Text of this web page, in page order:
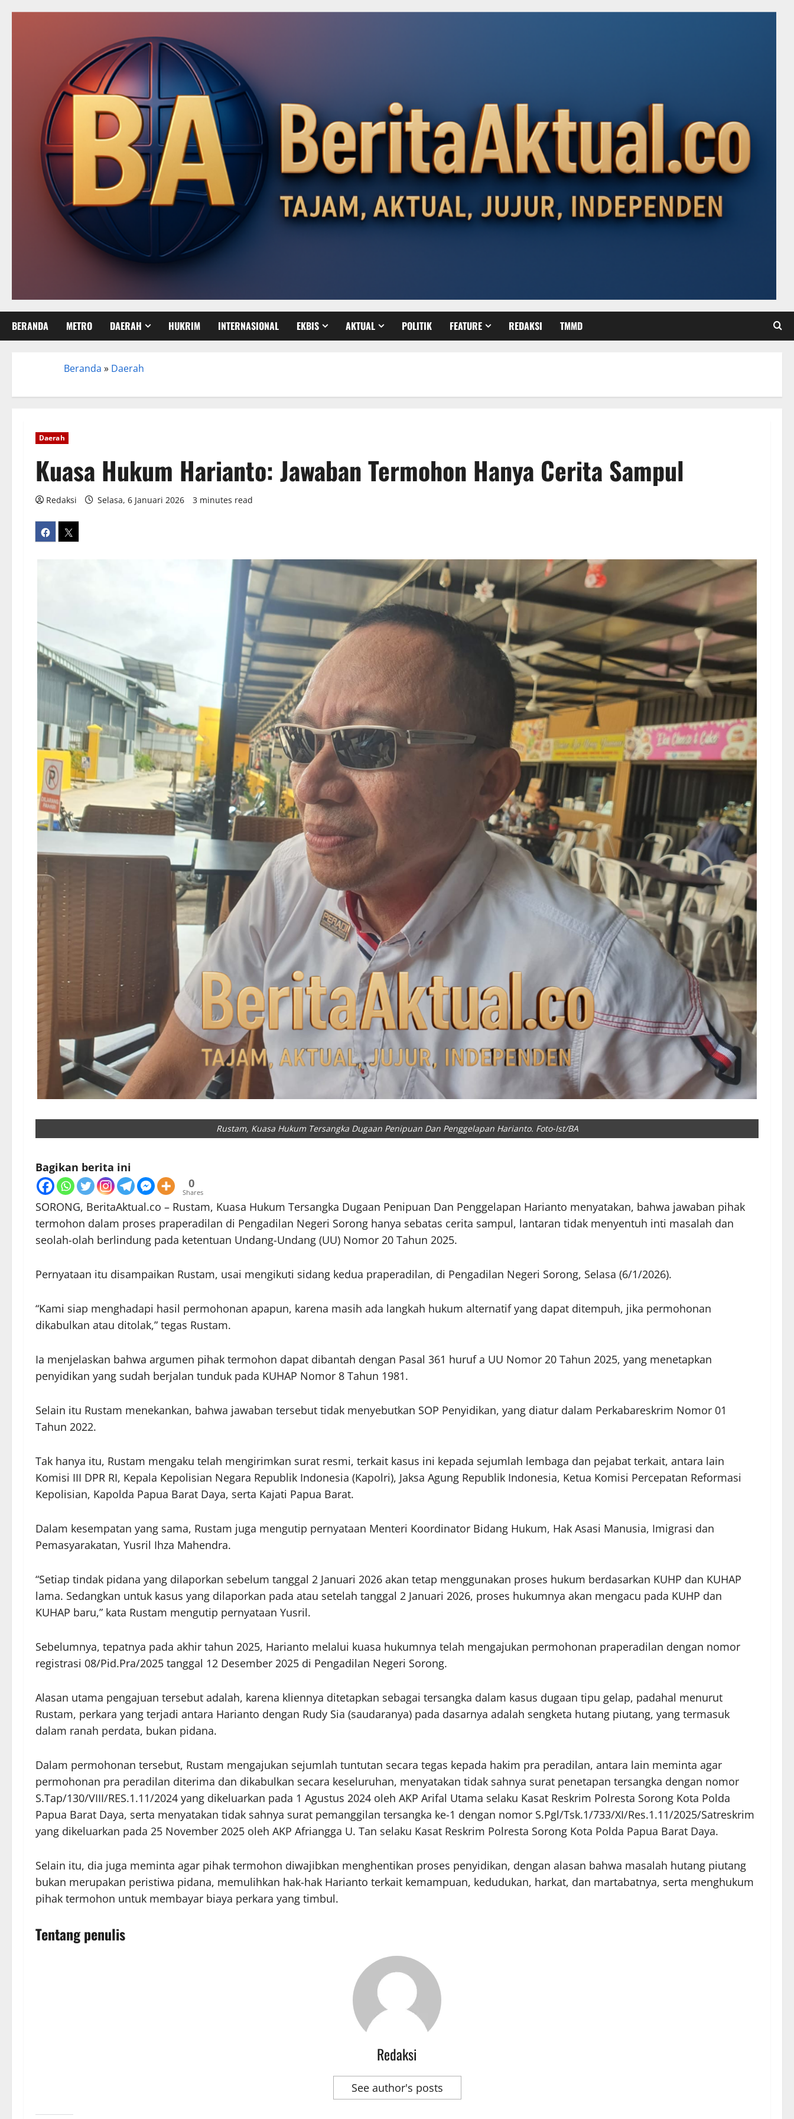
BERANDA METRO DAERAH HUKRIM INTERNASIONAL EKBIS AKTUAL POLITIK FEATURE REDAKSI TMMD
Beranda » Daerah
Daerah
Kuasa Hukum Harianto: Jawaban Termohon Hanya Cerita Sampul
Redaksi Selasa, 6 Januari 2026 3 minutes read
Rustam, Kuasa Hukum Tersangka Dugaan Penipuan Dan Penggelapan Harianto. Foto-Ist/BA
Bagikan berita ini
0
Shares
SORONG, BeritaAktual.co – Rustam, Kuasa Hukum Tersangka Dugaan Penipuan Dan Penggelapan Harianto menyatakan, bahwa jawaban pihak
termohon dalam proses praperadilan di Pengadilan Negeri Sorong hanya sebatas cerita sampul, lantaran tidak menyentuh inti masalah dan
seolah-olah berlindung pada ketentuan Undang-Undang (UU) Nomor 20 Tahun 2025.
Pernyataan itu disampaikan Rustam, usai mengikuti sidang kedua praperadilan, di Pengadilan Negeri Sorong, Selasa (6/1/2026).
“Kami siap menghadapi hasil permohonan apapun, karena masih ada langkah hukum alternatif yang dapat ditempuh, jika permohonan
dikabulkan atau ditolak,” tegas Rustam.
Ia menjelaskan bahwa argumen pihak termohon dapat dibantah dengan Pasal 361 huruf a UU Nomor 20 Tahun 2025, yang menetapkan
penyidikan yang sudah berjalan tunduk pada KUHAP Nomor 8 Tahun 1981.
Selain itu Rustam menekankan, bahwa jawaban tersebut tidak menyebutkan SOP Penyidikan, yang diatur dalam Perkabareskrim Nomor 01
Tahun 2022.
Tak hanya itu, Rustam mengaku telah mengirimkan surat resmi, terkait kasus ini kepada sejumlah lembaga dan pejabat terkait, antara lain
Komisi III DPR RI, Kepala Kepolisian Negara Republik Indonesia (Kapolri), Jaksa Agung Republik Indonesia, Ketua Komisi Percepatan Reformasi
Kepolisian, Kapolda Papua Barat Daya, serta Kajati Papua Barat.
Dalam kesempatan yang sama, Rustam juga mengutip pernyataan Menteri Koordinator Bidang Hukum, Hak Asasi Manusia, Imigrasi dan
Pemasyarakatan, Yusril Ihza Mahendra.
“Setiap tindak pidana yang dilaporkan sebelum tanggal 2 Januari 2026 akan tetap menggunakan proses hukum berdasarkan KUHP dan KUHAP
lama. Sedangkan untuk kasus yang dilaporkan pada atau setelah tanggal 2 Januari 2026, proses hukumnya akan mengacu pada KUHP dan
KUHAP baru,” kata Rustam mengutip pernyataan Yusril.
Sebelumnya, tepatnya pada akhir tahun 2025, Harianto melalui kuasa hukumnya telah mengajukan permohonan praperadilan dengan nomor
registrasi 08/Pid.Pra/2025 tanggal 12 Desember 2025 di Pengadilan Negeri Sorong.
Alasan utama pengajuan tersebut adalah, karena kliennya ditetapkan sebagai tersangka dalam kasus dugaan tipu gelap, padahal menurut
Rustam, perkara yang terjadi antara Harianto dengan Rudy Sia (saudaranya) pada dasarnya adalah sengketa hutang piutang, yang termasuk
dalam ranah perdata, bukan pidana.
Dalam permohonan tersebut, Rustam mengajukan sejumlah tuntutan secara tegas kepada hakim pra peradilan, antara lain meminta agar
permohonan pra peradilan diterima dan dikabulkan secara keseluruhan, menyatakan tidak sahnya surat penetapan tersangka dengan nomor
S.Tap/130/VIII/RES.1.11/2024 yang dikeluarkan pada 1 Agustus 2024 oleh AKP Arifal Utama selaku Kasat Reskrim Polresta Sorong Kota Polda
Papua Barat Daya, serta menyatakan tidak sahnya surat pemanggilan tersangka ke-1 dengan nomor S.Pgl/Tsk.1/733/XI/Res.1.11/2025/Satreskrim
yang dikeluarkan pada 25 November 2025 oleh AKP Afriangga U. Tan selaku Kasat Reskrim Polresta Sorong Kota Polda Papua Barat Daya.
Selain itu, dia juga meminta agar pihak termohon diwajibkan menghentikan proses penyidikan, dengan alasan bahwa masalah hutang piutang
bukan merupakan peristiwa pidana, memulihkan hak-hak Harianto terkait kemampuan, kedudukan, harkat, dan martabatnya, serta menghukum
pihak termohon untuk membayar biaya perkara yang timbul.
Tentang penulis
Redaksi
See author's posts